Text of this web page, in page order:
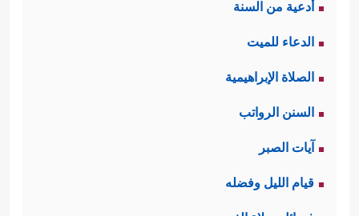
أدعية من السنة
الدعاء للميت
الصلاة الإبراهيمية
السنن الرواتب
آيات الصبر
قيام الليل وفضله